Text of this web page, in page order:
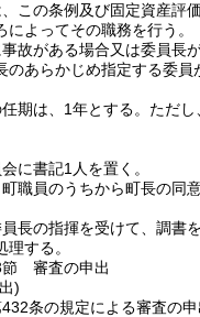
この条例及び固定資産評
によってその職務を行う。
故がある場合又は委員長
のあらかじめ指定する委員
期は、1年とする。 ただし
に書記1人を置く。
職員のうちから町長の同
長の指揮を受けて、調書
理する。
審査の申出
)
条の規定による審査の